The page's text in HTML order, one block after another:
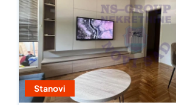
Stanovi